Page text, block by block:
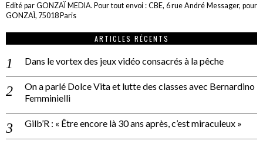
Edité par GONZAÏ MEDIA. Pour tout envoi : CBE, 6 rue André Messager, pour
GONZAÏ, 75018 Paris
ARTICLES RÉCENTS
Dans le vortex des jeux vidéo consacrés à la pêche
On a parlé Dolce Vita et lutte des classes avec Bernardino
Femminielli
Gilb’R : « Être encore là 30 ans après, c’est miraculeux »